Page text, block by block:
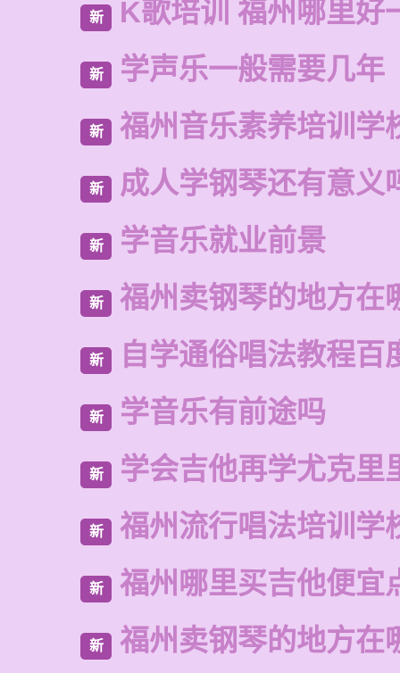
新 K歌培训 福州哪里好
新 学声乐一般需要几年
新 福州音乐素养培训学
新 成人学钢琴还有意义
新 学音乐就业前景
新 福州卖钢琴的地方在
新 自学通俗唱法教程百
新 学音乐有前途吗
新 学会吉他再学尤克里
新 福州流行唱法培训学
新 福州哪里买吉他便宜
新 福州卖钢琴的地方在